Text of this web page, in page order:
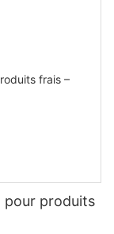
pour produits